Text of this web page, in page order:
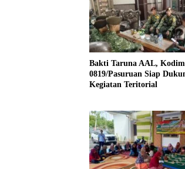
Bakti Taruna AAL, Kodim
0819/Pasuruan Siap
Kegiatan Teritorial